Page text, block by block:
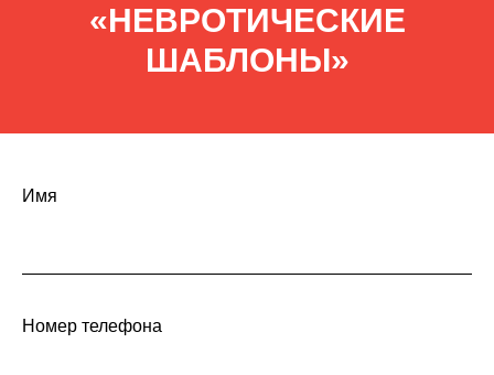
«НЕВРОТИЧЕСКИЕ
ШАБЛОНЫ»
Имя
Номер телефона